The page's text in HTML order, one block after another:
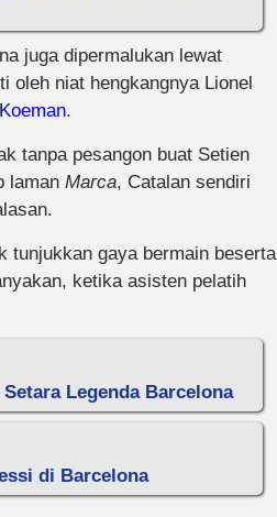
juga dipermalukan lewat
oleh niat hengkangnya Lionel
Koeman.
tanpa pesangon buat Setien
laman Marca, Catalan sendiri
tunjukkan gaya bermain beserta
ketika asisten pelatih
Legenda Barcelona
di Barcelona